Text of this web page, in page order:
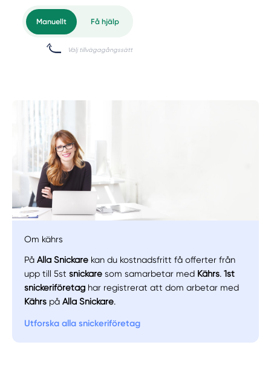
Manuellt Få hjälp
Välj tillvägagångssätt
Om kährs
PåAlla Snickare kan du kostnadsfritt få offerter från
upp till 5stsnickare som samarbetar med Kährs.1st
snickeriföretag har registrerat att dom arbetar med
Kährs på Alla Snickare.
Utforska alla snickeriföretag